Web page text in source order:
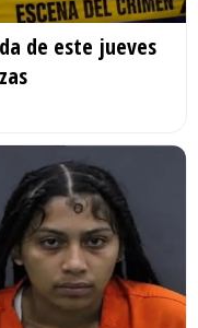
de este jueves